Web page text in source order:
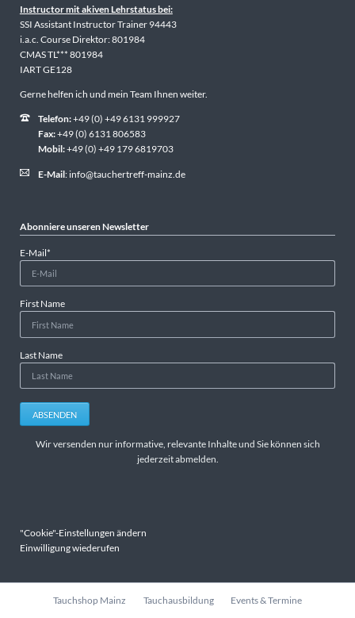
Instructor mit akiven Lehrstatus bei:
SSI Assistant Instructor Trainer 94443
i.a.c. Course Direktor: 801984
CMAS TL*** 801984
IART GE128
Gerne helfen ich und mein Team Ihnen weiter.
Telefon:+49 (0) +49 6131 999927
Fax:+49 (0) 6131 806583
Mobil:+49 (0) +49 179 6819703
E-Mail: info@tauchertreff-mainz.de
Abonniere unseren Newsletter
Pflichtfeld
E-Mail*
First Name
Last Name
ABSENDEN
Wir versenden nur informative, relevante Inhalte und Sie können sich
jederzeit abmelden.
"Cookie"-Einstellungen ändern
Einwilligung wiederufen
Navigation
Tauchshop Mainz Tauchausbildung Events & Termine